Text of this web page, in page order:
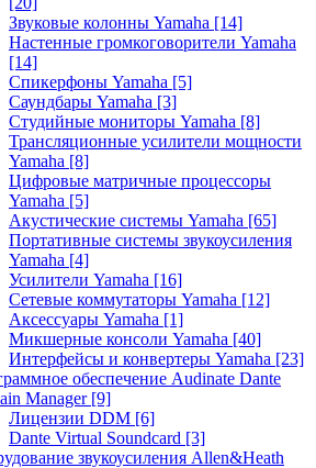
Звуковые колонны Yamaha [14]
Настенные громкоговорители Yamaha
[14]
Спикерфоны Yamaha [5]
Саундбары Yamaha [3]
Студийные мониторы Yamaha [8]
Трансляционные усилители мощности
Yamaha [8]
Цифровые матричные процессоры
Yamaha [5]
Акустические системы Yamaha [65]
Портативные системы звукоусиления
Yamaha [4]
Усилители Yamaha [16]
Сетевые коммутаторы Yamaha [12]
Аксессуары Yamaha [1]
Микшерные консоли Yamaha [40]
Интерфейсы и конвертеры Yamaha [23]
обеспечение Audinate Dante
Manager [9]
Лицензии DDM [6]
Dante Virtual Soundcard [3]
звукоусиления Allen&Heath